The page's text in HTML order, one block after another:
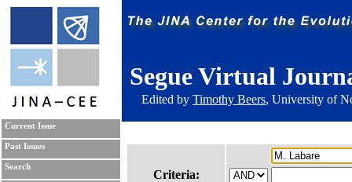
Segue Virtual
Edited by Timothy Beers, University of
Current Issue
Past Issues
Search
Criteria: